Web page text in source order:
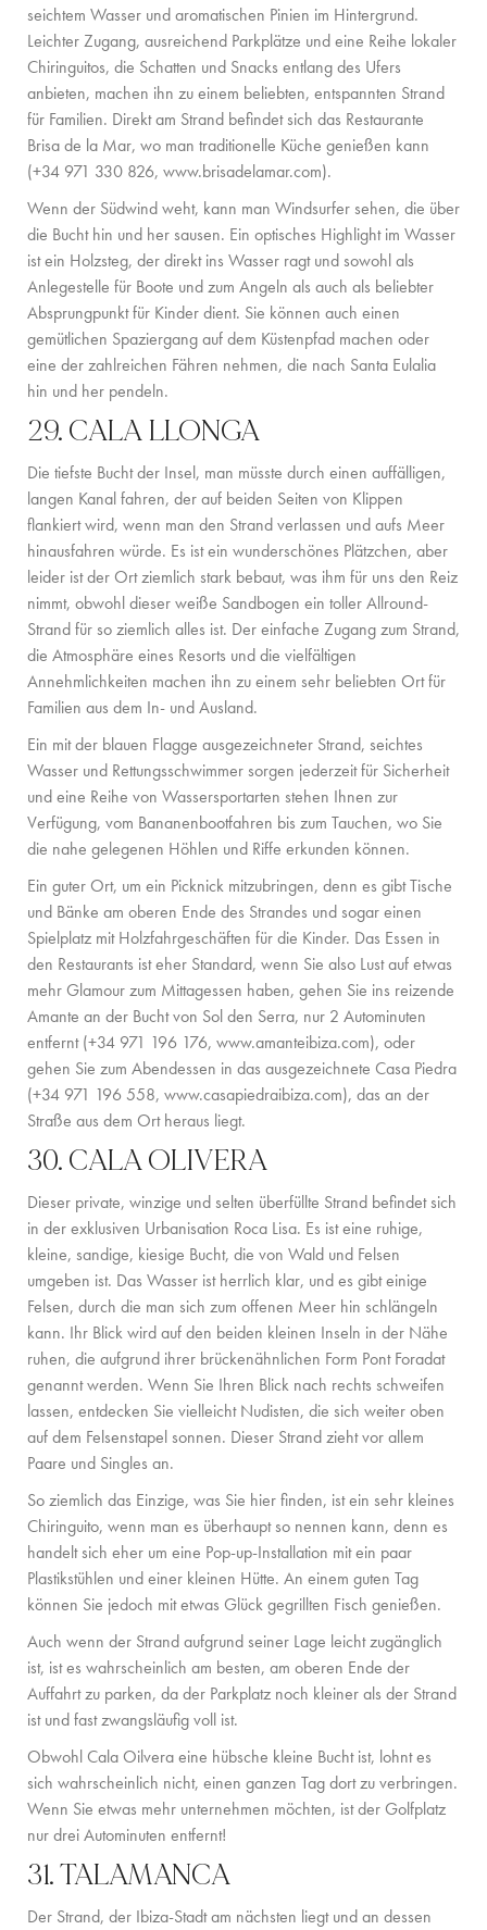
seichtem Wasser und aromatischen Pinien im Hintergrund.
Leichter Zugang, ausreichend Parkplätze und eine Reihe lokaler
Chiringuitos, die Schatten und Snacks entlang des Ufers
anbieten, machen ihn zu einem beliebten, entspannten Strand
für Familien. Direkt am Strand befindet sich das Restaurante
Brisa de la Mar, wo man traditionelle Küche genießen kann
(+34 971 330 826, www.brisadelamar.com).
Wenn der Südwind weht, kann man Windsurfer sehen, die über
die Bucht hin und her sausen. Ein optisches Highlight im Wasser
ist ein Holzsteg, der direkt ins Wasser ragt und sowohl als
Anlegestelle für Boote und zum Angeln als auch als beliebter
Absprungpunkt für Kinder dient. Sie können auch einen
gemütlichen Spaziergang auf dem Küstenpfad machen oder
eine der zahlreichen Fähren nehmen, die nach Santa Eulalia
hin und her pendeln.
29. CALA LLONGA
Die tiefste Bucht der Insel, man müsste durch einen auffälligen,
langen Kanal fahren, der auf beiden Seiten von Klippen
flankiert wird, wenn man den Strand verlassen und aufs Meer
hinausfahren würde. Es ist ein wunderschönes Plätzchen, aber
leider ist der Ort ziemlich stark bebaut, was ihm für uns den Reiz
nimmt, obwohl dieser weiße Sandbogen ein toller Allround-
Strand für so ziemlich alles ist. Der einfache Zugang zum Strand,
die Atmosphäre eines Resorts und die vielfältigen
Annehmlichkeiten machen ihn zu einem sehr beliebten Ort für
Familien aus dem In- und Ausland.
Ein mit der blauen Flagge ausgezeichneter Strand, seichtes
Wasser und Rettungsschwimmer sorgen jederzeit für Sicherheit
und eine Reihe von Wassersportarten stehen Ihnen zur
Verfügung, vom Bananenbootfahren bis zum Tauchen, wo Sie
die nahe gelegenen Höhlen und Riffe erkunden können.
Ein guter Ort, um ein Picknick mitzubringen, denn es gibt Tische
und Bänke am oberen Ende des Strandes und sogar einen
Spielplatz mit Holzfahrgeschäften für die Kinder. Das Essen in
den Restaurants ist eher Standard, wenn Sie also Lust auf etwas
mehr Glamour zum Mittagessen haben, gehen Sie ins reizende
Amante an der Bucht von Sol den Serra, nur 2 Autominuten
entfernt (+34 971 196 176, www.amanteibiza.com), oder
gehen Sie zum Abendessen in das ausgezeichnete Casa Piedra
(+34 971 196 558, www.casapiedraibiza.com), das an der
Straße aus dem Ort heraus liegt.
30. CALA OLIVERA
Dieser private, winzige und selten überfüllte Strand befindet sich
in der exklusiven Urbanisation Roca Lisa. Es ist eine ruhige,
kleine, sandige, kiesige Bucht, die von Wald und Felsen
umgeben ist. Das Wasser ist herrlich klar, und es gibt einige
Felsen, durch die man sich zum offenen Meer hin schlängeln
kann. Ihr Blick wird auf den beiden kleinen Inseln in der Nähe
ruhen, die aufgrund ihrer brückenähnlichen Form Pont Foradat
genannt werden. Wenn Sie Ihren Blick nach rechts schweifen
lassen, entdecken Sie vielleicht Nudisten, die sich weiter oben
auf dem Felsenstapel sonnen. Dieser Strand zieht vor allem
Paare und Singles an.
So ziemlich das Einzige, was Sie hier finden, ist ein sehr kleines
Chiringuito, wenn man es überhaupt so nennen kann, denn es
handelt sich eher um eine Pop-up-Installation mit ein paar
Plastikstühlen und einer kleinen Hütte. An einem guten Tag
können Sie jedoch mit etwas Glück gegrillten Fisch genießen.
Auch wenn der Strand aufgrund seiner Lage leicht zugänglich
ist, ist es wahrscheinlich am besten, am oberen Ende der
Auffahrt zu parken, da der Parkplatz noch kleiner als der Strand
ist und fast zwangsläufig voll ist.
Obwohl Cala Oilvera eine hübsche kleine Bucht ist, lohnt es
sich wahrscheinlich nicht, einen ganzen Tag dort zu verbringen.
Wenn Sie etwas mehr unternehmen möchten, ist der Golfplatz
nur drei Autominuten entfernt!
31. TALAMANCA
Der Strand, der Ibiza-Stadt am nächsten liegt und an dessen